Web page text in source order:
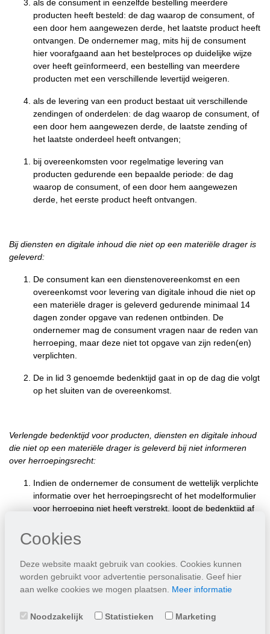
Cookies
Deze website maakt gebruik van cookies. Cookies kunnen
worden gebruikt voor advertentie personalisatie. Geef hier
aan welke cookies we mogen plaatsen. Meer informatie
Noodzakelijk Statistieken Marketing
als de consument in eenzelfde bestelling meerdere
producten heeft besteld: de dag waarop de consument, of
een door hem aangewezen derde, het laatste product heeft
ontvangen. De ondernemer mag, mits hij de consument
hier voorafgaand aan het bestelproces op duidelijke wijze
over heeft geïnformeerd, een bestelling van meerdere
producten met een verschillende levertijd weigeren.
als de levering van een product bestaat uit verschillende
zendingen of onderdelen: de dag waarop de consument, of
een door hem aangewezen derde, de laatste zending of
het laatste onderdeel heeft ontvangen;
bij overeenkomsten voor regelmatige levering van
producten gedurende een bepaalde periode: de dag
waarop de consument, of een door hem aangewezen
derde, het eerste product heeft ontvangen.
Bij diensten en digitale inhoud die niet op een materiële drager is
geleverd:
De consument kan een dienstenovereenkomst en een
overeenkomst voor levering van digitale inhoud die niet op
een materiële drager is geleverd gedurende minimaal 14
dagen zonder opgave van redenen ontbinden. De
ondernemer mag de consument vragen naar de reden van
herroeping, maar deze niet tot opgave van zijn reden(en)
verplichten.
De in lid 3 genoemde bedenktijd gaat in op de dag die volgt
op het sluiten van de overeenkomst.
Verlengde bedenktijd voor producten, diensten en digitale inhoud
die niet op een materiële drager is geleverd bij niet informeren
over herroepingsrecht:
Indien de ondernemer de consument de wettelijk verplichte
informatie over het herroepingsrecht of het modelformulier
voor herroeping niet heeft verstrekt, loopt de bedenktijd af
overeenkomstig de vorige leden van dit artikel vastgestelde
bedenktijd.
Indien de ondernemer de in het voorgaande lid bedoelde
informatie aan de consument heeft verstrekt binnen twaalf
maanden na de ingangsdatum van de oorspronkelijke
waarop de consument die informatie heeft ontvangen.